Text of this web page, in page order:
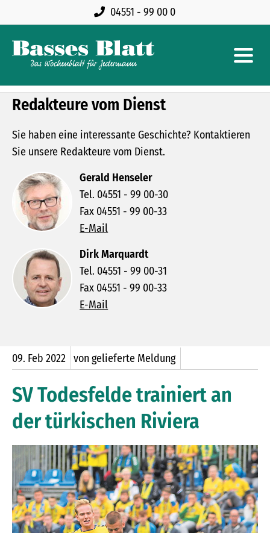
04551 - 99 00 0
Redakteure vom Dienst
Sie haben eine interessante Geschichte? Kontaktieren
Sie unsere Redakteure vom Dienst.
Gerald Henseler
Tel. 04551 - 99 00-30
Fax 04551 - 99 00-33
E-Mail
Dirk Marquardt
Tel. 04551 - 99 00-31
Fax 04551 - 99 00-33
E-Mail
09. Feb 2022 von gelieferte Meldung
SV Todesfelde trainiert an
der türkischen Riviera